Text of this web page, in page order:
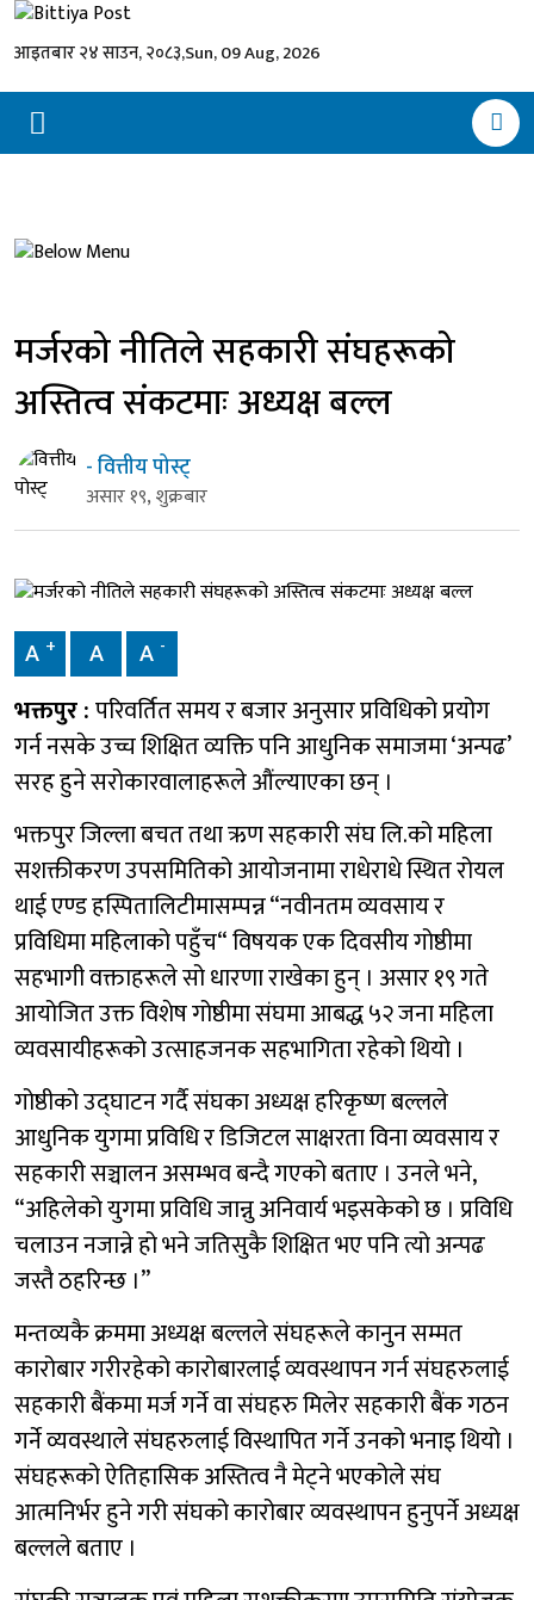
आइतबार २४ साउन, २०८३,Sun, 09 Aug, 2026
मर्जरको नीतिले सहकारी संघहरूको
अस्तित्व संकटमाः अध्यक्ष बल्ल
- वित्तीय पोस्ट्
असार १९, शुक्रबार
A + A A -
भक्तपुर :परिवर्तित समय र बजार अनुसार प्रविधिको प्रयोग
गर्न नसके उच्च शिक्षित व्यक्ति पनि आधुनिक समाजमा ‘अन्पढ’
सरह हुने सरोकारवालाहरूले औंल्याएका छन् ।
भक्तपुर जिल्ला बचत तथा ऋण सहकारी संघ लि.को महिला
सशक्तीकरण उपसमितिको आयोजनामा राधेराधे स्थित रोयल
थाई एण्ड हस्पितालिटीमासम्पन्न “नवीनतम व्यवसाय र
प्रविधिमा महिलाको पहुँच“ विषयक एक दिवसीय गोष्ठीमा
सहभागी वक्ताहरूले सो धारणा राखेका हुन् । असार १९ गते
आयोजित उक्त विशेष गोष्ठीमा संघमा आबद्ध ५२ जना महिला
व्यवसायीहरूको उत्साहजनक सहभागिता रहेको थियो ।
गोष्ठीको उद्घाटन गर्दै संघका अध्यक्ष हरिकृष्ण बल्लले
आधुनिक युगमा प्रविधि र डिजिटल साक्षरता विना व्यवसाय र
सहकारी सञ्चालन असम्भव बन्दै गएको बताए । उनले भने,
“अहिलेको युगमा प्रविधि जान्नु अनिवार्य भइसकेको छ । प्रविधि
चलाउन नजान्ने हो भने जतिसुकै शिक्षित भए पनि त्यो अन्पढ
जस्तै ठहरिन्छ ।”
मन्तव्यकै क्रममा अध्यक्ष बल्लले संघहरूले कानुन सम्मत
कारोबार गरीरहेको कारोबारलाई व्यवस्थापन गर्न संघहरुलाई
सहकारी बैंकमा मर्ज गर्ने वा संघहरु मिलेर सहकारी बैंक गठन
गर्ने व्यवस्थाले संघहरुलाई विस्थापित गर्ने उनको भनाइ थियो ।
संघहरूको ऐतिहासिक अस्तित्व नै मेट्ने भएकोले संघ
आत्मनिर्भर हुने गरी संघको कारोबार व्यवस्थापन हुनुपर्ने अध्यक्ष
बल्लले बताए ।